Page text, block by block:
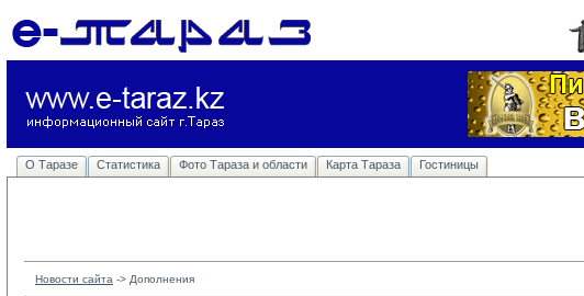
О Таразе Статистика Фото Тараза и области Карта Тараза Гостиницы
Новости сайта -> Дополнения